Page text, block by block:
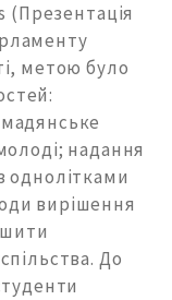
(Презентація
метою було
надання
однолітками
вирішення
До